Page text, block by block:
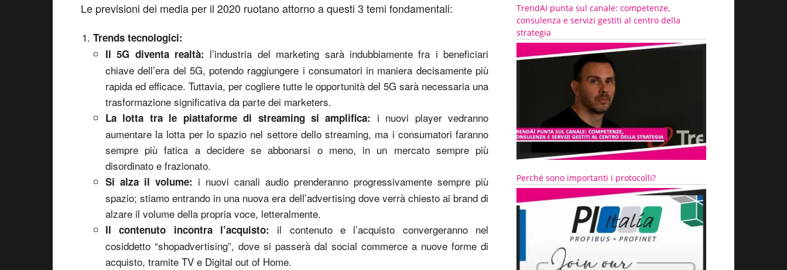
Le previsioni dei media per il 2020 ruotano attorno a questi 3 temi fondamentali:
Trends tecnologici:
Il 5G diventa realtà: l’industria del marketing sarà indubbiamente fra i beneficiari
chiave dell’era del 5G, potendo raggiungere i consumatori in maniera decisamente più
rapida ed efficace. Tuttavia, per cogliere tutte le opportunità del 5G sarà necessaria una
trasformazione significativa da parte dei marketers.
La lotta tra le piattaforme di streaming si amplifica: i nuovi player vedranno
aumentare la lotta per lo spazio nel settore dello streaming, ma i consumatori faranno
sempre più fatica a decidere se abbonarsi o meno, in un mercato sempre più
disordinato e frazionato.
Si alza il volume: i nuovi canali audio prenderanno progressivamente sempre più
spazio; stiamo entrando in una nuova era dell’advertising dove verrà chiesto ai brand di
alzare il volume della propria voce, letteralmente.
Il contenuto incontra l’acquisto: il contenuto e l’acquisto convergeranno nel
cosiddetto “shopadvertising”, dove si passerà dal social commerce a nuove forme di
acquisto, tramite TV e Digital out of Home.
TrendAI punta sul canale: competenze,
consulenza e servizi gestiti al centro della
strategia
Perché sono importanti i protocolli?